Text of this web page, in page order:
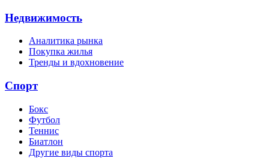
Недвижимость
Аналитика рынка
Покупка жилья
Тренды и вдохновение
Спорт
Бокс
Футбол
Теннис
Биатлон
Другие виды спорта